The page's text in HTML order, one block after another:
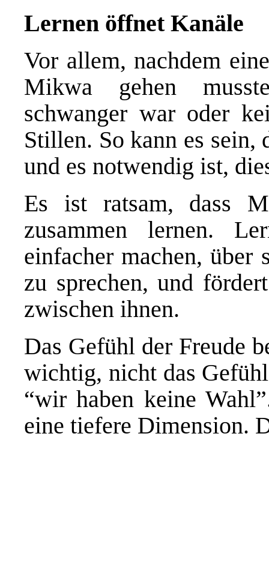
Lernen öffnet Kanäle
Vor allem, nachdem
Mikwa gehen
schwanger war oder
Stillen. So kann es sein,
und es notwendig ist,
Es ist ratsam, dass
zusammen lernen.
einfacher machen, über
zu sprechen, und
zwischen ihnen.
Das Gefühl der Freude
wichtig, nicht das
“wir haben keine
eine tiefere Dimension.